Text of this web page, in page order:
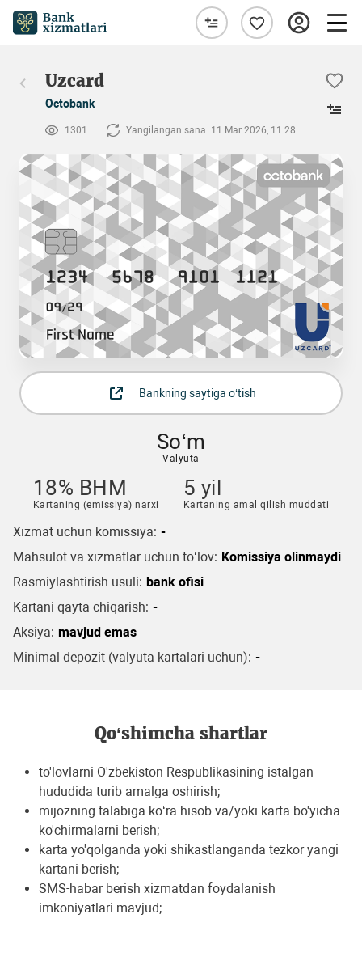
Uzcard
Octobank
1301 Yangilangan sana: 11 Mar 2026, 11:28
Bankning saytiga o‘tish
So‘m
Valyuta
18% BHM
Kartaning (emissiya) narxi
5 yil
Kartaning amal qilish muddati
Xizmat uchun komissiya: -
Mahsulot va xizmatlar uchun to‘lov: Komissiya olinmaydi
Rasmiylashtirish usuli: bank ofisi
Kartani qayta chiqarish: -
Aksiya: mavjud emas
Minimal depozit (valyuta kartalari uchun): -
Qo‘shimcha shartlar
to'lovlarni O'zbekiston Respublikasining istalgan
hududida turib amalga oshirish;
mijozning talabiga ko‘ra hisob va/yoki karta bo'yicha
ko'chirmalarni berish;
karta yo'qolganda yoki shikastlanganda tezkor yangi
kartani berish;
SMS-habar berish xizmatdan foydalanish
imkoniyatlari mavjud;